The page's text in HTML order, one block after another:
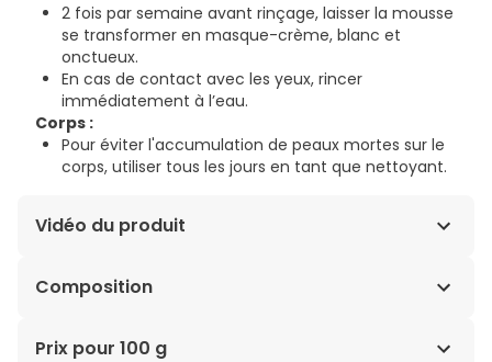
2 fois par semaine avant rinçage, laisser la mousse
se transformer en masque-crème, blanc et
onctueux.
En cas de contact avec les yeux, rincer
immédiatement à l’eau.
Corps :
Pour éviter l'accumulation de peaux mortes sur le
corps, utiliser tous les jours en tant que nettoyant.
Vidéo du produit
Composition
SODIUM PALMATE, CAPRAE LAC, SODIUM PALM KERNELATE,
Prix pour 100 g